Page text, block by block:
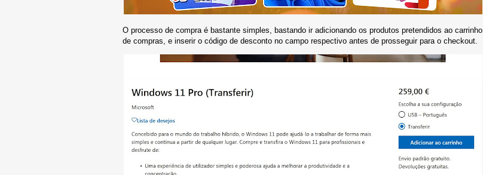
O processo de compra é bastante simples, bastando ir adicionando os produtos pretendidos ao carrinho
de compras, e inserir o código de desconto no campo respectivo antes de prosseguir para o checkout.